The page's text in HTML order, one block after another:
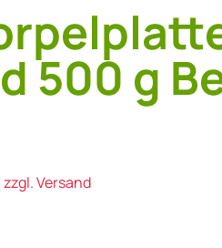
500 g
zzgl. Versand